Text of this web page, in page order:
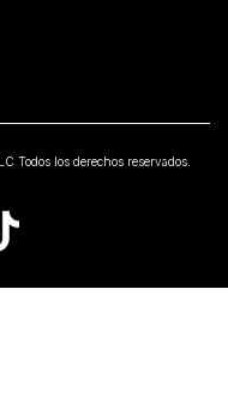
Todos los derechos reservados.